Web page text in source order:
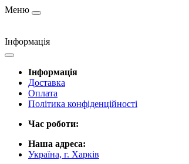
Меню
Інформація
Інформація
Доставка
Оплата
Політика конфіденційності
Час роботи:
Наша адреса:
Україна, г. Харків